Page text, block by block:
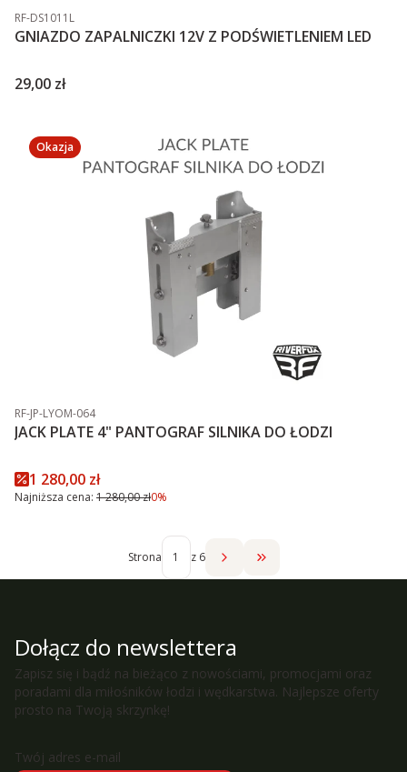
Kod produktu
RF-DS1011L
GNIAZDO ZAPALNICZKI 12V Z PODŚWIETLENIEM LED
Cena
29,00 zł
Okazja
Kod produktu
RF-JP-LYOM-064
JACK PLATE 4" PANTOGRAF SILNIKA DO ŁODZI
Cena promocyjna
1 280,00 zł
Najniższa cena: 1 280,00 zł0%
Strona z 6 Przejdź do ostatniej
Dołącz do newslettera
Zapisz się i bądź na bieżąco z nowościami, promocjami oraz
poradami dla miłośników łodzi i wędkarstwa. Najlepsze oferty
prosto na Twoją skrzynkę!
Twój adres e-mail